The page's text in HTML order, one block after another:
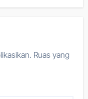
Ruas yang